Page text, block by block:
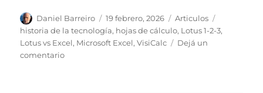
Autor
Daniel Barreiro
Publicado
el
19 febrero, 2026 Categorías
Articulos
historia de la tecnología, hojas de cálculo, Lotus 1-2-3,
Lotus vs Excel, Microsoft Excel,VisiCalc
Dejá un
comentarioen